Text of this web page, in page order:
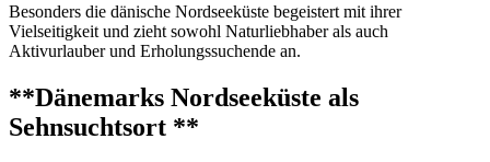
Besonders die dänische Nordseeküste begeistert mit ihrer
Vielseitigkeit und zieht sowohl Naturliebhaber als auch
Aktivurlauber und Erholungssuchende an.
**Dänemarks Nordseeküste als
Sehnsuchtsort **